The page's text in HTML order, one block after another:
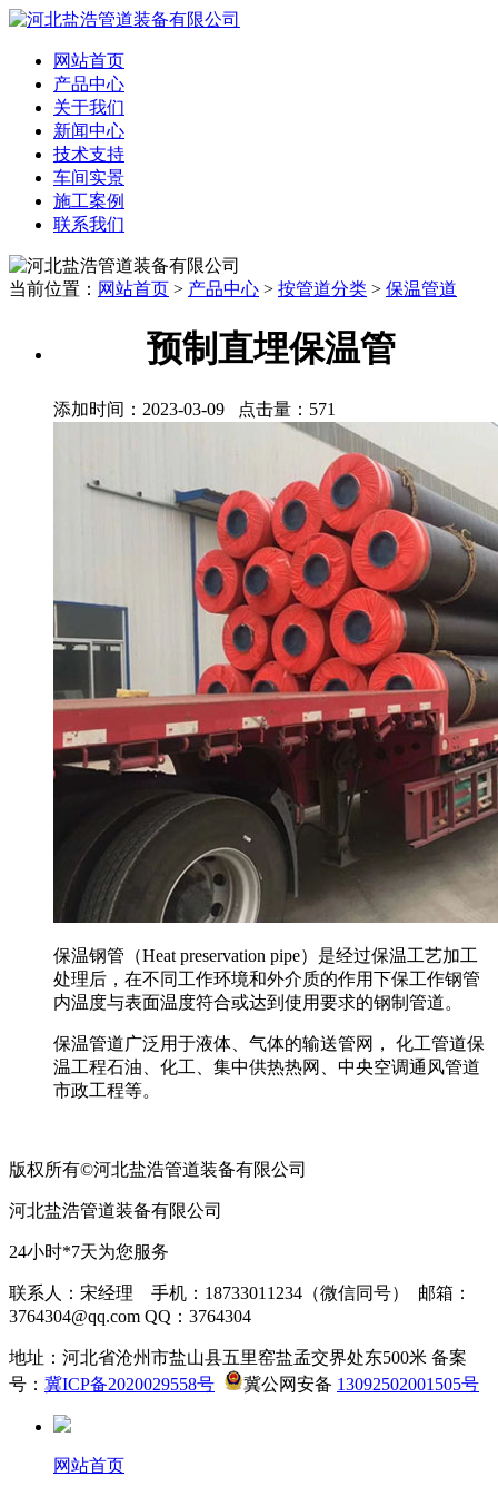
网站首页
产品中心
关于我们
新闻中心
技术支持
车间实景
施工案例
联系我们
当前位置： 网站首页 > 产品中心 > 按管道分类 > 保温管道
预制直埋保温管
添加时间：2023-03-09 点击量： 571
保温钢管（Heat preservation pipe）是经过保温工艺加工
处理后，在不同工作环境和外介质的作用下保工作钢管
内温度与表面温度符合或达到使用要求的钢制管道。
保温管道广泛用于液体、气体的输送管网， 化工管道保
温工程石油、化工、集中供热热网、中央空调通风管道
市政工程等。
版权所有©河北盐浩管道装备有限公司
河北盐浩管道装备有限公司
24小时*7天为您服务
联系人：宋经理 手机：18733011234（微信同号） 邮箱：
3764304@qq.com QQ：3764304
地址：河北省沧州市盐山县五里窑盐孟交界处东500米 备案
号： 冀ICP备2020029558号 冀公网安备 13092502001505号
网站首页